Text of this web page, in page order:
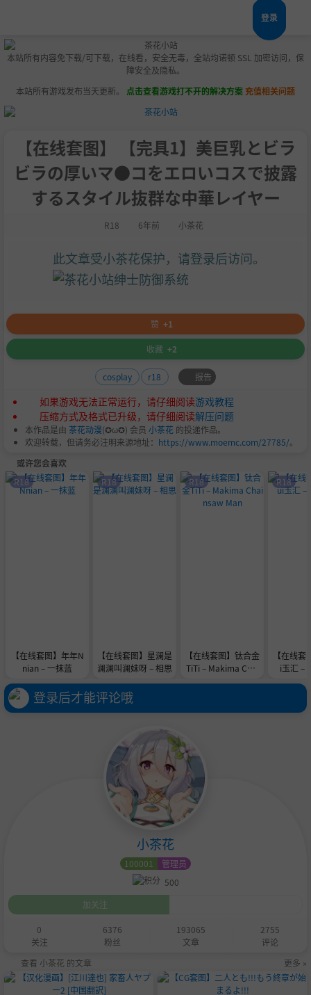
登录
本站所有内容免下载/可下载，在线看，安全无毒，全站均诺顿 SSL 加密访问，保
障安全及隐私。
本站所有游戏发布当天更新。 点击查看游戏打不开的解决方案充值相关问题
【在线套图】 【完具1】美巨乳とビラ
ビラの厚いマ●コをエロいコスで披露
するスタイル抜群な中華レイヤー
R18 6年前 小茶花
此文章受小茶花保护，请登录后访问。
赞 +1
收藏 +2
cosplay r18 报告
如果游戏无法正常运行，请仔细阅读游戏教程
压缩方式及格式已升级，请仔细阅读解压问题
本作品是由 茶花动漫(✪ω✪) 会员 小茶花 的投递作品。
欢迎转载，但请务必注明来源地址： https://www.moemc.com/27785/。
或许您会喜欢
【在线套图】年年N
nian – 一抹蓝
R18
【在线套图】星澜是
澜澜叫澜妹呀 – 相思
R18
【在线套图】钛合金
TiTi – Makima Chai
R18
【在线
i玉汇 –
R18
登录后才能评论哦
小茶花
100001
管理员
500
加关注
0
关注
6376
粉丝
193065
文章
2755
评论
查看 小茶花 的文章
更多 »